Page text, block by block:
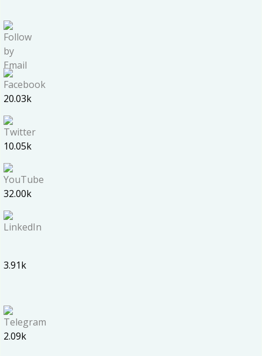
20.03k
10.05k
32.00k
3.91k
2.09k